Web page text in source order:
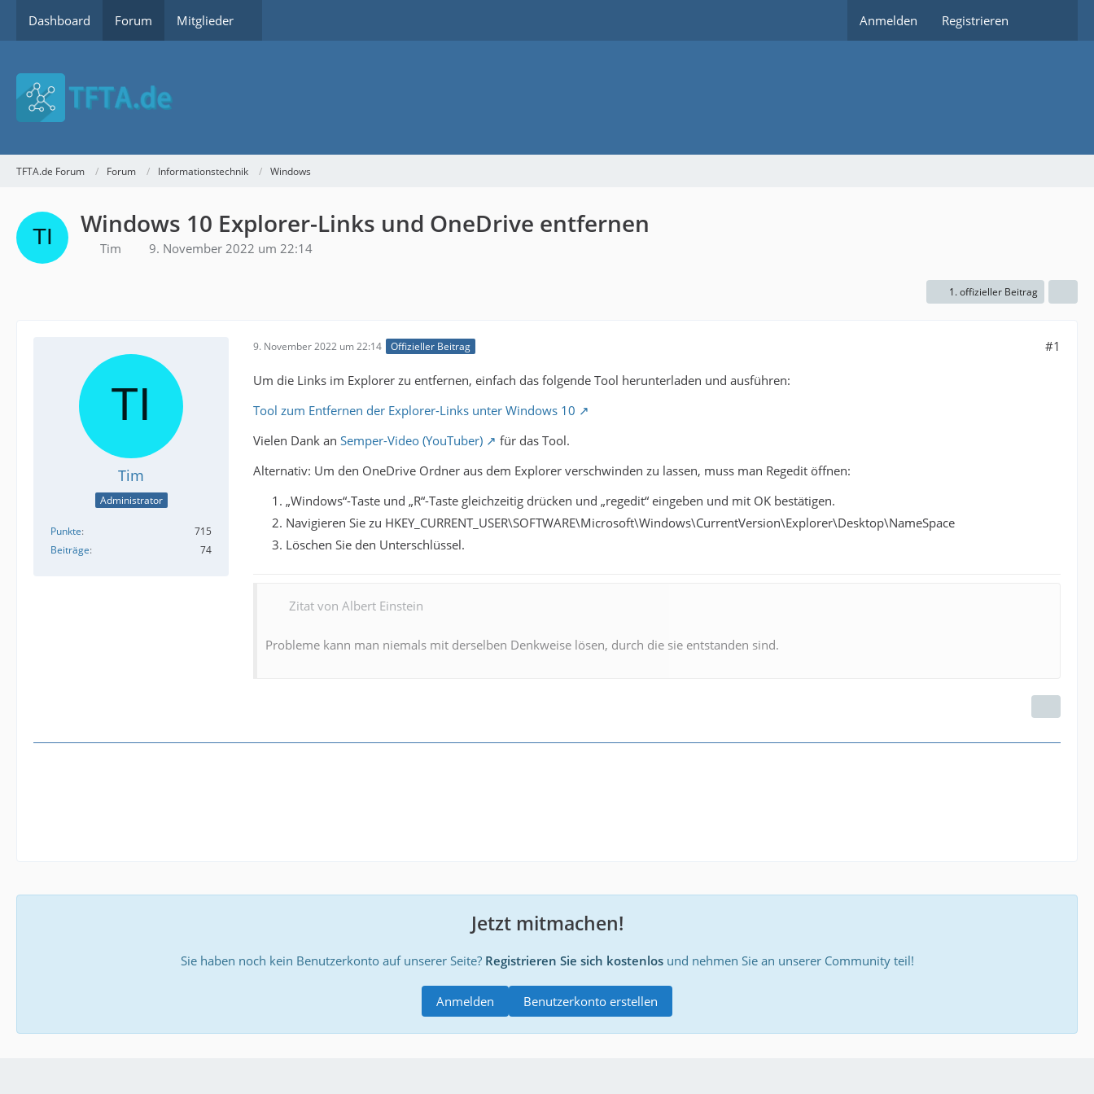
Dashboard Forum Mitglieder Anmelden Registrieren
TFTA.de Forum Forum Informationstechnik Windows
Windows 10 Explorer-Links und OneDrive entfernen
Tim 9. November 2022 um 22:14
1. offizieller Beitrag
Tim
Administrator
Punkte
715
Beiträge
74
9. November 2022 um 22:14 Offizieller Beitrag #1
Um die Links im Explorer zu entfernen, einfach das folgende Tool herunterladen und ausführen:
Tool zum Entfernen der Explorer-Links unter Windows 10
Vielen Dank an Semper-Video (YouTuber)
für das Tool.
Alternativ: Um den OneDrive Ordner aus dem Explorer verschwinden zu lassen, muss man Regedit öffnen:
„Windows“-Taste und „R“-Taste gleichzeitig drücken und „regedit“ eingeben und mit OK bestätigen.
Navigieren Sie zu HKEY_CURRENT_USER\SOFTWARE\Microsoft\Windows\CurrentVersion\Explorer\Desktop\NameSpace
Löschen Sie den Unterschlüssel.
Zitat von Albert Einstein
Probleme kann man niemals mit derselben Denkweise lösen, durch die sie entstanden sind.
Jetzt mitmachen!
Sie haben noch kein Benutzerkonto auf unserer Seite? Registrieren Sie sich kostenlosund nehmen Sie an unserer Community teil!
Benutzerkonto erstellen
Anmelden